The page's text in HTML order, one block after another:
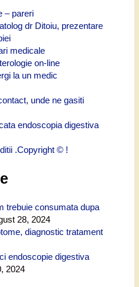
– pareri
dr Ditoiu, prezentare
medicale
on-line
la un medic
unde ne gasiti
endoscopia digestiva
.Copyright © !
trebuie consumata dupa
28, 2024
diagnostic tratament
endoscopie digestiva
2024